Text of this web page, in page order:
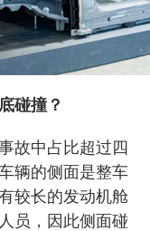
碰撞？
故中占比超过四
辆的侧面是整车
较长的发动机舱
员，因此侧面碰